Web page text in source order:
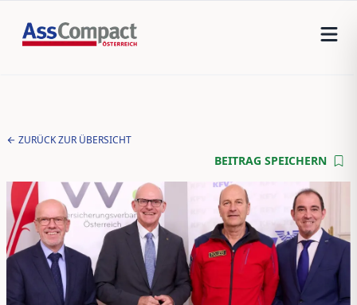
ZURÜCK ZUR ÜBERSICHT
BEITRAG SPEICHERN